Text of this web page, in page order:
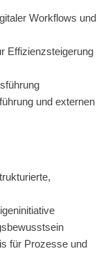
Workflows und
Effizienzsteigerung
und externen
für Prozesse und